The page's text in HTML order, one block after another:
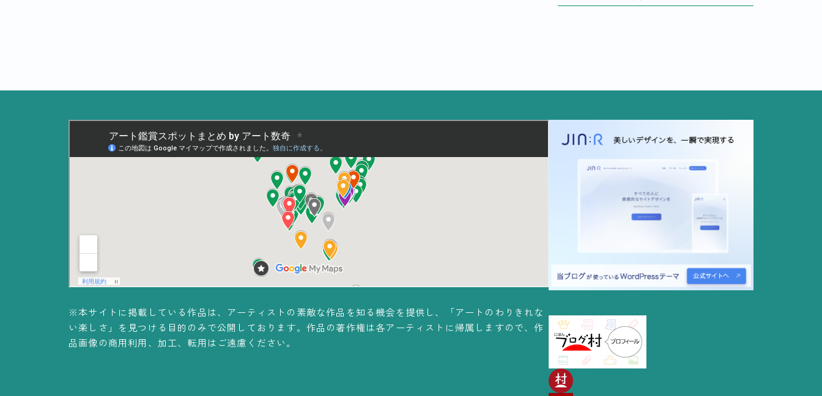
※本サイトに掲載している作品は、アーティストの素敵な作品を知る機会を提供し、「アートのわりきれな
い楽しさ」を見つける目的のみで公開しております。作品の著作権は各アーティストに帰属しますので、作
品画像の商用利用、加工、転用はご遠慮ください。